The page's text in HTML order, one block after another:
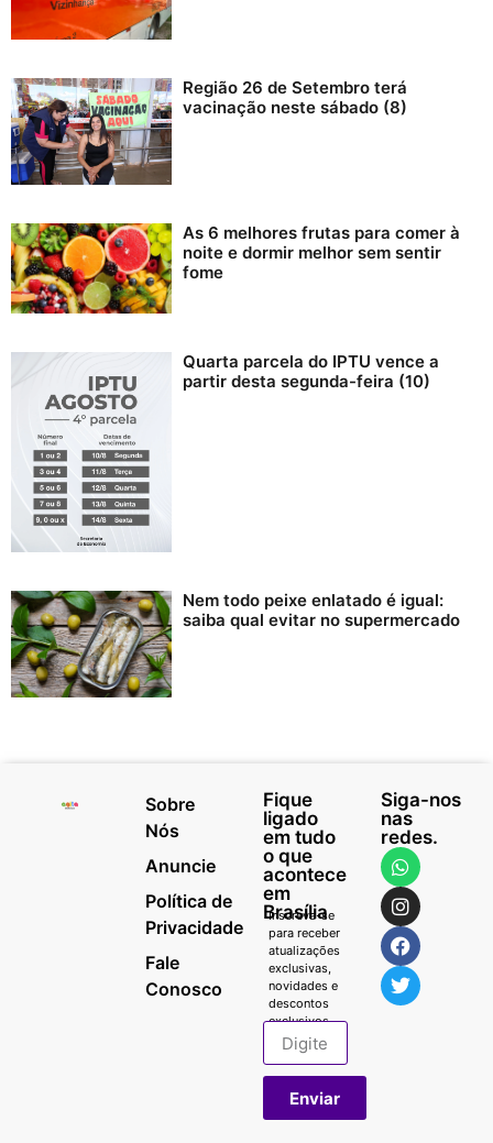
Região 26 de Setembro terá
vacinação neste sábado (8)
As 6 melhores frutas para comer à
noite e dormir melhor sem sentir
fome
Quarta parcela do IPTU vence a
partir desta segunda-feira (10)
Nem todo peixe enlatado é igual:
saiba qual evitar no supermercado
Sobre
Nós
Anuncie
Política de
Privacidade
Fale
Conosco
Fique
ligado
em tudo
o que
acontece
em
Brasília
Inscreva-se
para receber
atualizações
exclusivas,
novidades e
descontos
exclusivos.
Enviar
Siga-nos
nas
redes.